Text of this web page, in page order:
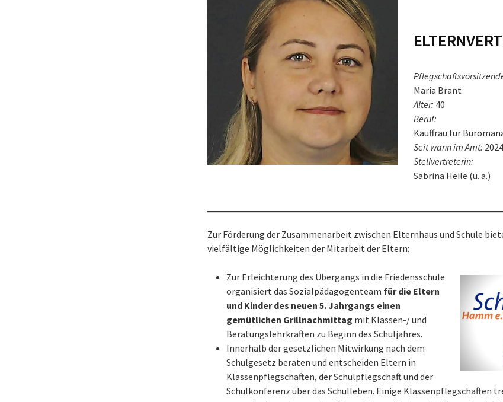
Maria Brant
Alter: 40
Beruf:
Kauffrau für
Seit wann im Amt:
Stellvertreterin:
Sabrina Heile (u. a.)
Zur Förderung der Zusammenarbeit zwischen Elternhaus und Schule
vielfältige Möglichkeiten der Mitarbeit der Eltern:
Zur Erleichterung des Übergangs in die Friedensschule
organisiert das Sozialpädagogenteam für die Eltern
und Kinder des neuen 5. Jahrgangs einen
gemütlichen Grillnachmittag mit Klassen-/ und
Beratungslehrkräften zu Beginn des Schuljahres.
Innerhalb der gesetzlichen Mitwirkung nach dem
Schulgesetz beraten und entscheiden Eltern in
Klassenpflegschaften, der Schulpflegschaft und der
Schulkonferenz über das Schulleben. Einige Klassenpflegschaften